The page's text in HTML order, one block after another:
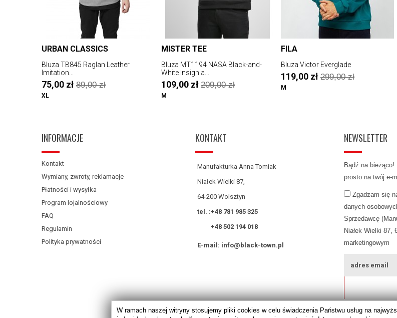
URBAN CLASSICS
Bluza TB845 Raglan Leather
Imitation...
75,00 zł 89,00 zł
XL
MISTER TEE
Bluza MT1194 NASA Black-and-
White Insignia...
109,00 zł 209,00 zł
M
FILA
Bluza Victor Everglade
119,00 zł 299,00 zł
M
INFORMACJE
Kontakt
Wymiany, zwroty, reklamacje
Płatności i wysyłka
Program lojalnościowy
FAQ
Regulamin
Polityka prywatności
KONTAKT
Manufakturka Anna Tomiak
Niałek Wielki 87,
64-200 Wolsztyn
tel. :+48 781 985 325
+48 502 194 018
E-mail: info@black-town.pl
NEWSLETTER
Bądź na
prosto na twój e-
Zgadzam się
danych
Sprzedawcę
Niałek Wielki 87,
marketingowym
W ramach naszej witryny stosujemy pliki cookies w celu świadczenia Państwu usług na